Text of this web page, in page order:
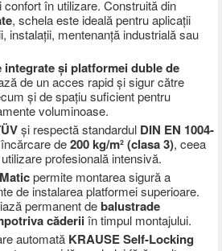
în utilizare. Construită din
, schela este ideală pentru aplicații
instalații, mentenanță industrială sau
și platformei duble de
de un acces rapid și sigur către
și de spațiu suficient pentru
voluminoase.
și respectă standardul DIN EN 1004-
de200 kg/m² (clasa 3), ceea
profesională intensivă.
permite montarea sigură a
de instalarea platformei superioare.
permanent debalustrade
căderiiîn timpul montajului.
automată KRAUSE Self-Locking